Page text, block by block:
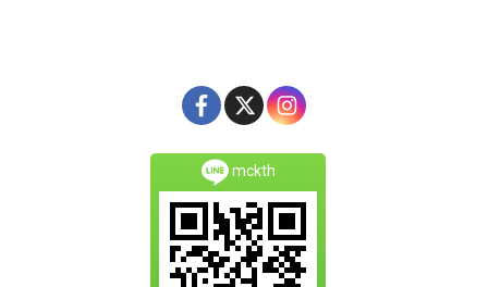
mckth